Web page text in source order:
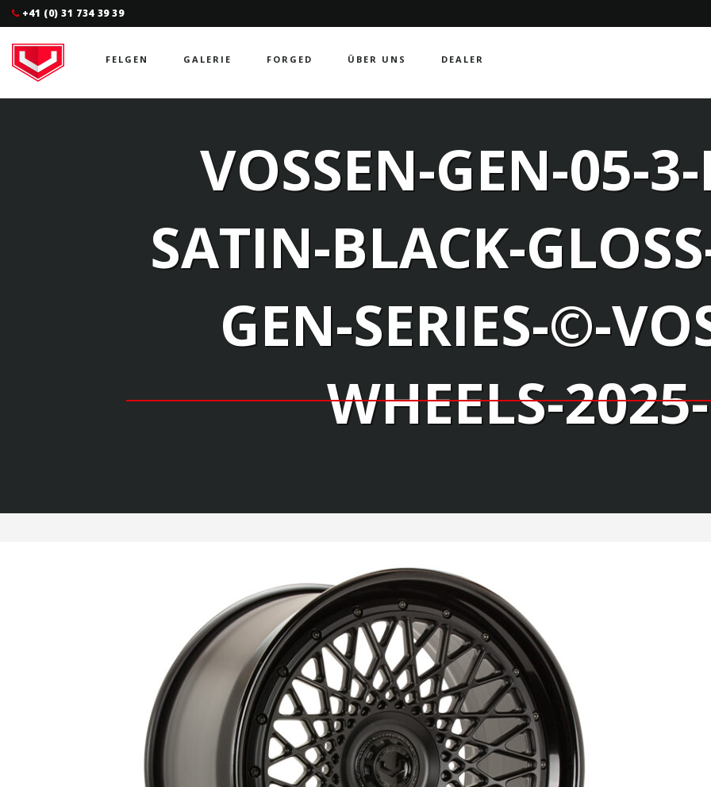
+41 (0) 31 734 39 39
FELGEN GALERIE FORGED ÜBER UNS DEALER
VOSSEN-GEN-05-3-
SATIN-BLACK-
GEN-SERIES-©-
WHEELS-